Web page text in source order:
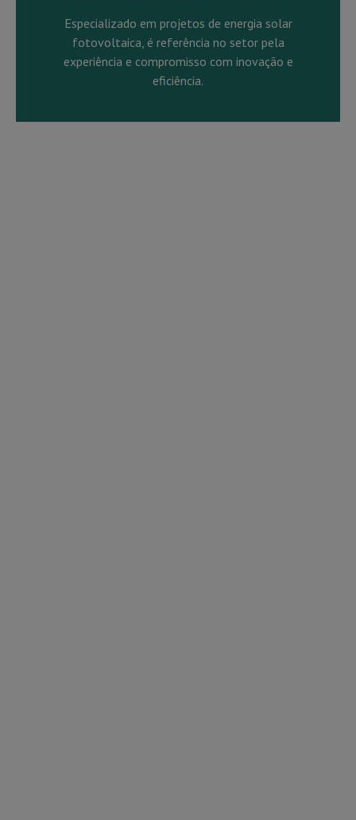
Especializado em projetos de energia solar
fotovoltaica, é referência no setor pela
experiência e compromisso com inovação e
eficiência.